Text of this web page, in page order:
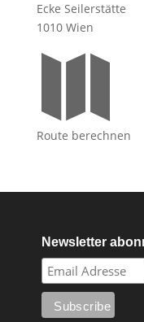
Ecke Seilerstätte
1010 Wien

Route berechnen
Newsletter